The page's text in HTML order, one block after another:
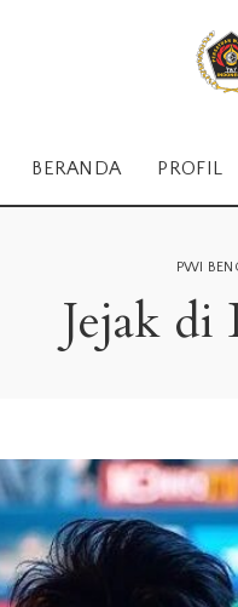
BERANDA PROFIL
PWI
Jejak di